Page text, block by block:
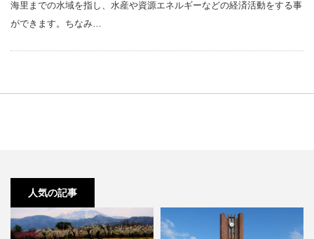
海里までの水域を指し、水産や資源エネルギーなどの経済活動をする事
ができます。ちなみ…
人気の記事